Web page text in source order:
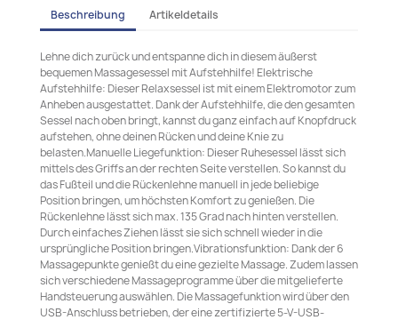
Beschreibung Artikeldetails
Lehne dich zurück und entspanne dich in diesem äußerst
bequemen Massagesessel mit Aufstehhilfe! Elektrische
Aufstehhilfe: Dieser Relaxsessel ist mit einem Elektromotor zum
Anheben ausgestattet. Dank der Aufstehhilfe, die den gesamten
Sessel nach oben bringt, kannst du ganz einfach auf Knopfdruck
aufstehen, ohne deinen Rücken und deine Knie zu
belasten.Manuelle Liegefunktion: Dieser Ruhesessel lässt sich
mittels des Griffs an der rechten Seite verstellen. So kannst du
das Fußteil und die Rückenlehne manuell in jede beliebige
Position bringen, um höchsten Komfort zu genießen. Die
Rückenlehne lässt sich max. 135 Grad nach hinten verstellen.
Durch einfaches Ziehen lässt sie sich schnell wieder in die
ursprüngliche Position bringen.Vibrationsfunktion: Dank der 6
Massagepunkte genießt du eine gezielte Massage. Zudem lassen
sich verschiedene Massageprogramme über die mitgelieferte
Handsteuerung auswählen. Die Massagefunktion wird über den
USB-Anschluss betrieben, der eine zertifizierte 5-V-USB-